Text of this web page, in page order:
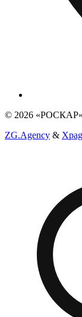
© 2026 «РОСКАР»
ZG.Agency &